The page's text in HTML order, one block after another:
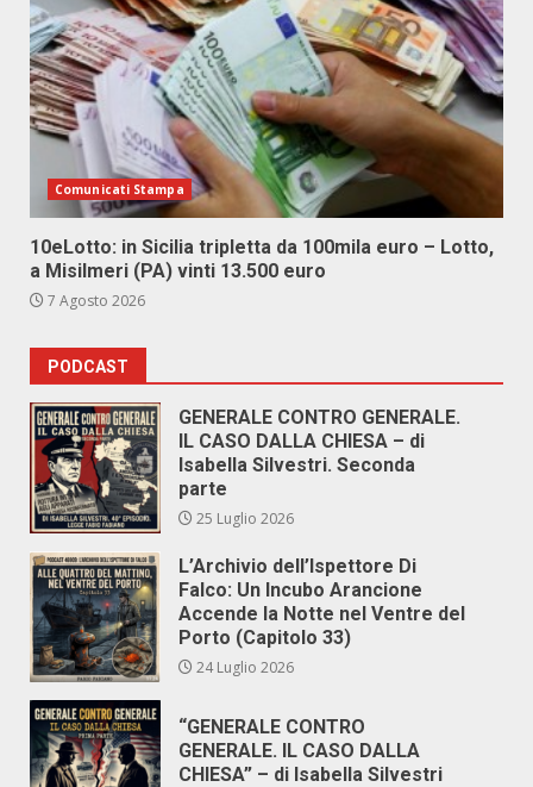
Comunicati Stampa
10eLotto: in Sicilia tripletta da 100mila euro – Lotto,
a Misilmeri (PA) vinti 13.500 euro
7 Agosto 2026
PODCAST
GENERALE CONTRO GENERALE.
IL CASO DALLA CHIESA – di
Isabella Silvestri. Seconda
parte
25 Luglio 2026
L’Archivio dell’Ispettore Di
Falco: Un Incubo Arancione
Accende la Notte nel Ventre del
Porto (Capitolo 33)
24 Luglio 2026
“GENERALE CONTRO
GENERALE. IL CASO DALLA
CHIESA” – di Isabella Silvestri